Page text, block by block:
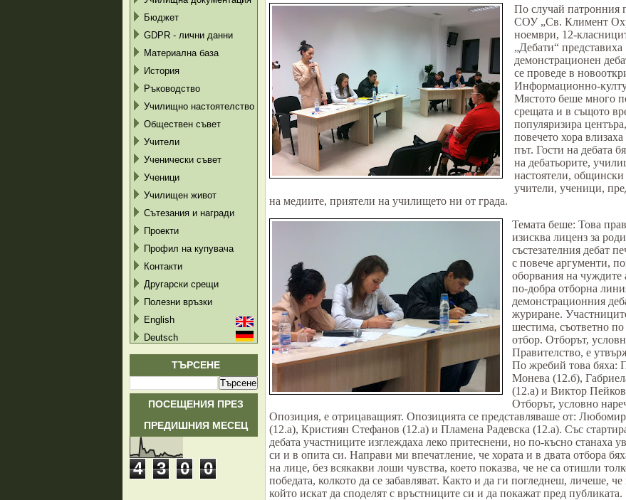
Бюджет
GDPR - лични данни
Материална база
История
Ръководство
Училищно настоятелство
Обществен съвет
Учители
Ученически съвет
Ученици
Училищен живот
Сътезания и награди
Проекти
Профил на купувача
Контакти
Другарски срещи
Полезни връзки
English
Deutsch
ТЪРСЕНЕ
ПОСЕЩЕНИЯ ПРЕЗ
ПРЕДИШНИЯ МЕСЕЦ
4 3 0 0
По случай патронния
СОУ „Св. Климент
ноември, 12-
„Дебати“ представиха
демонстрационен
се проведе в
Информационно-
Мястото беше много
срещата и в същото
популяризира
повечето хора
път. Гости на дебата
на дебатьорите,
настоятели,
учители, ученици,
на медиите, приятели на училището ни от града.
Темата беше: Това
изисква лиценз за
състезателния дебат
с повече аргументи,
оборвания на чуждите
по-добра отборна
демонстрационния
журиране.
шестима, съответно
отбор. Отборът,
Правителство, е
По жребий това бяха:
Монева (12.б),
(12.а) и Виктор
Отборът, условно
Опозиция, е отрицаващият. Опозицията се представляваше от:
(12.а), Кристиян Стефанов (12.а) и Пламена Радевска (12.а). Със
дебата участниците изглеждаха леко притеснени, но по-късно станаха
си и в опита си. Направи ми впечатление, че хората и в двата отбора
на лице, без всякакви лоши чувства, което показва, че не са отишли
победата, колкото да се забавляват. Както и да ги погледнеш, личеше,
който искат да споделят с връстниците си и да покажат пред публиката.